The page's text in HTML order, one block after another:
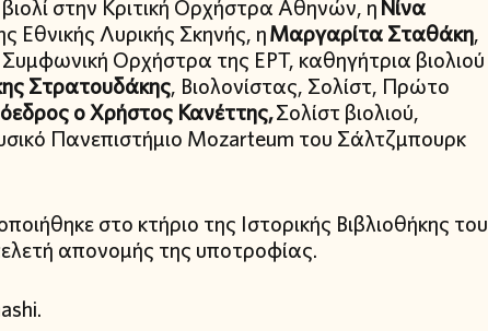
στην Κριτική Ορχήστρα Αθηνών, ηΝίνα
Εθνικής Λυρικής Σκηνής, ηΜαργαρίτα Σταθάκη,
Ορχήστρα της ΕΡΤ, καθηγήτρια βιολιού
Στρατουδάκης, Βιολονίστας, Σολίστ, Πρώτο
ο Χρήστος Κανέττης,Σολίστ βιολιού,
Πανεπιστήμιο Mozarteum του Σάλτζμπουρκ
στο κτήριο της Ιστορικής Βιβλιοθήκης του
απονομής της υποτροφίας.